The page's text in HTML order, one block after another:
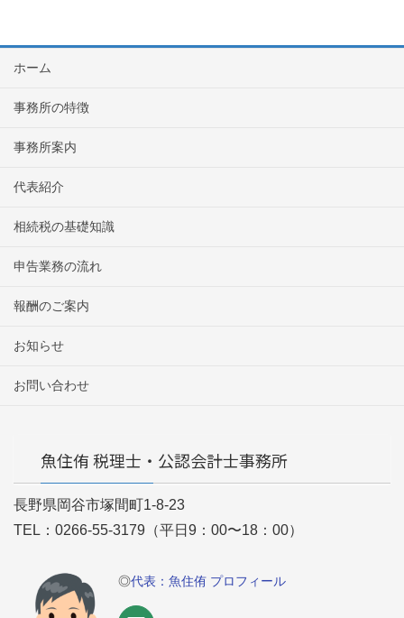
ホーム
事務所の特徴
事務所案内
代表紹介
相続税の基礎知識
申告業務の流れ
報酬のご案内
お知らせ
お問い合わせ
魚住侑 税理士・公認会計士事務所
長野県岡谷市塚間町1-8-23
TEL：0266-55-3179（平日9：00〜18：00）
◎代表：魚住侑 プロフィール